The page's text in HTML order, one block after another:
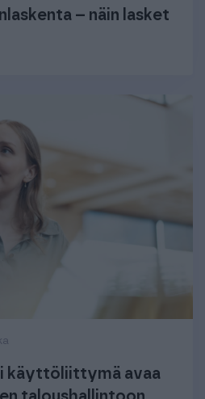
– näin lasket
käyttöliittymä avaa